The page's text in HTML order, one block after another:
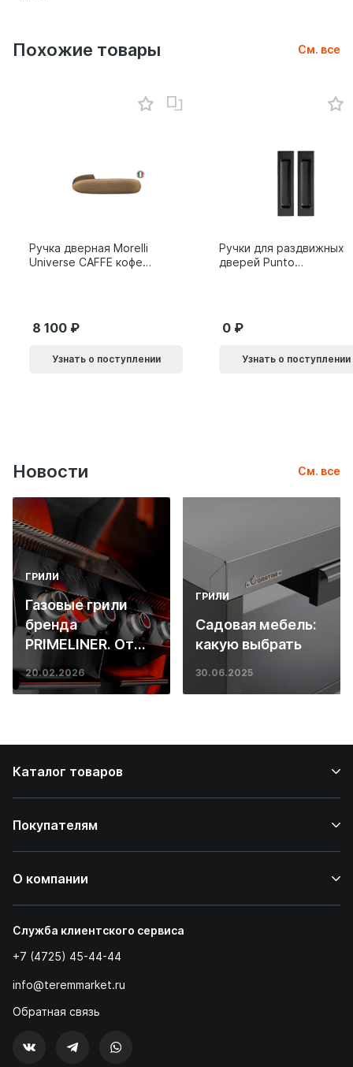
Похожие товары См. все
Ручка дверная Morelli
Universe CAFFE кофе
8 100
Узнать о поступлении
Ручки для раздвижных
дверей Punto
0
Узнать о поступлении
Новости См. все
ГРИЛИ
Газовые грили
бренда
PRIMELINER. От
основ инженерии
до ресторанных
20.02.2026
ГРИЛИ
Садовая мебель:
какую выбрать
30.06.2025
Каталог товаров
Покупателям
О компании
Служба клиентского сервиса
+7 (4725) 45-44-44
info@teremmarket.ru
Обратная связь